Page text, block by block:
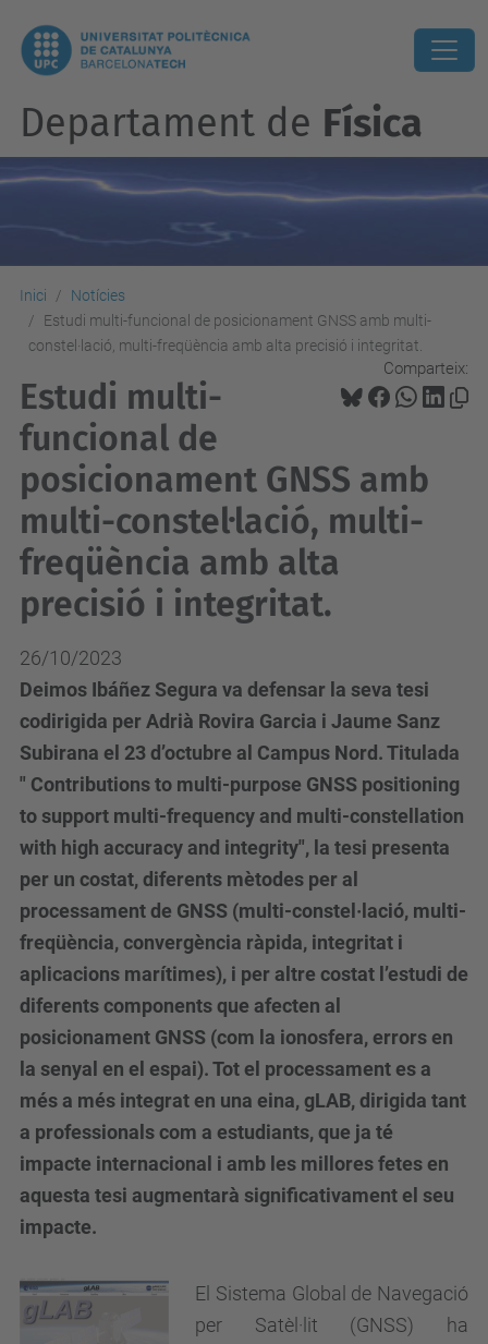
Departament de Física
Inici
Notícies
Estudi multi-funcional de posicionament GNSS amb multi-
constel·lació, multi-freqüència amb alta precisió i integritat.
Comparteix:
Estudi multi-
funcional de
posicionament GNSS amb
multi-constel·lació, multi-
freqüència amb alta
precisió i integritat.
26/10/2023
Deimos Ibáñez Segura va defensar la seva tesi
codirigida per Adrià Rovira Garcia i Jaume Sanz
Subirana el 23 d’octubre al Campus Nord. Titulada
" Contributions to multi-purpose GNSS positioning
to support multi-frequency and multi-constellation
with high accuracy and integrity", la tesi presenta
per un costat, diferents mètodes per al
processament de GNSS (multi-constel·lació, multi-
freqüència, convergència ràpida, integritat i
aplicacions marítimes), i per altre costat l’estudi de
diferents components que afecten al
posicionament GNSS (com la ionosfera, errors en
la senyal en el espai). Tot el processament es a
més a més integrat en una eina, gLAB, dirigida tant
a professionals com a estudiants, que ja té
impacte internacional i amb les millores fetes en
aquesta tesi augmentarà significativament el seu
impacte.
El Sistema Global de Navegació
per Satèl·lit (GNSS) ha